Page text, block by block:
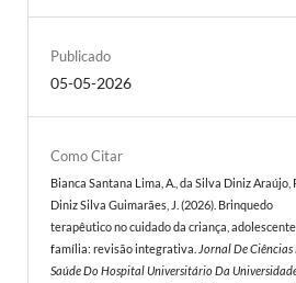
Publicado
05-05-2026
Como Citar
Bianca Santana Lima, A., da Silva Diniz Araújo,
Diniz Silva Guimarães, J. (2026). Brinquedo
terapêutico no cuidado da criança,
família: revisão integrativa. Jornal De Ciências
Saúde Do Hospital Universitário Da